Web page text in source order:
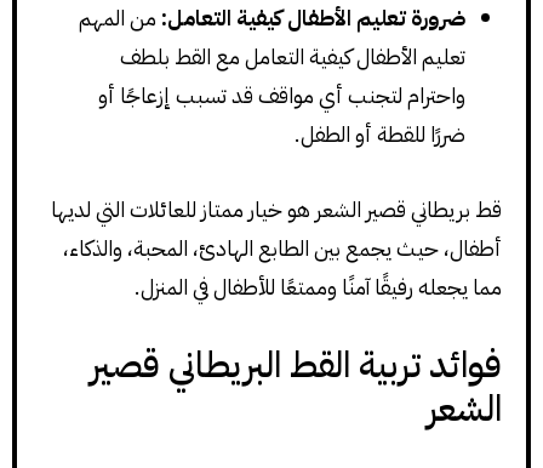
ضرورة تعليم الأطفال كيفية التعامل: من المهم
تعليم الأطفال كيفية التعامل مع القط بلطف
واحترام لتجنب أي مواقف قد تسبب إزعاجًا أو
ضررًا للقطة أو الطفل.
قط بريطاني قصير الشعر هو خيار ممتاز للعائلات التي لديها
أطفال، حيث يجمع بين الطابع الهادئ، المحبة، والذكاء،
مما يجعله رفيقًا آمنًا وممتعًا للأطفال في المنزل.
فوائد تربية القط البريطاني قصير
الشعر